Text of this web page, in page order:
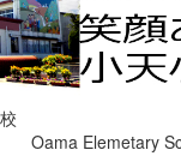
立小天
Elemetary